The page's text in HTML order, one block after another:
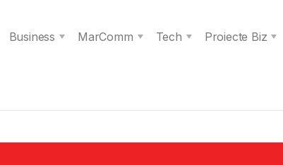
Business MarComm Tech
Proiecte Biz